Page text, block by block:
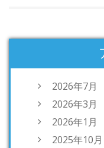
2026年7月
2026年3月
2026年1月
2025年10月